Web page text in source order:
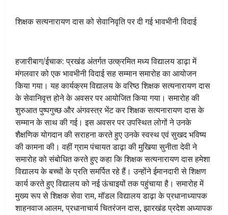
शिक्षक सत्यनारायण दास को सेवानिवृति पर दी गई भावभीनी विदाई
हजारीबाग/ईचाक: प्रखंड अंतर्गत उत्क्रमित मध्य विद्यालय डाढ़ा में
मंगलवार को एक भावभीनी विदाई सह सम्मान समारोह का आयोजन
किया गया। यह कार्यक्रम विद्यालय के वरिष्ठ शिक्षक सत्यनारायण दास
के सेवानिवृत्त होने के अवसर पर आयोजित किया गया। समारोह की
शुरुआत पुष्पगुच्छ और अंगवस्त्र भेंट कर शिक्षक सत्यनारायण दास के
सम्मान के साथ की गई। इस अवसर पर उपस्थित लोगों ने उनके
शैक्षणिक योगदान की सराहना करते हुए उनके स्वस्थ एवं सुखद भविष्य
की कामना की। वहीं ग्राम पंचायत डाढ़ा की मुखिया सुनीता देवी ने
समारोह को संबोधित करते हुए कहा कि शिक्षक सत्यनारायण दास हमेशा
विद्यालय के बच्चों के प्रति समर्पित रहे हैं। उन्होंने ईमानदारी से शिक्षण
कार्य करते हुए विद्यालय को नई ऊंचाइयों तक पहुंचाया है। समारोह में
मुख्य रूप से शिक्षक सेवा राम, मॉडल विद्यालय डाढ़ा के प्रधानाध्यापक
शाहनवाज आलम, प्रधानाचार्य चितरंजन दास, झारखंड प्रदेश अध्यापक